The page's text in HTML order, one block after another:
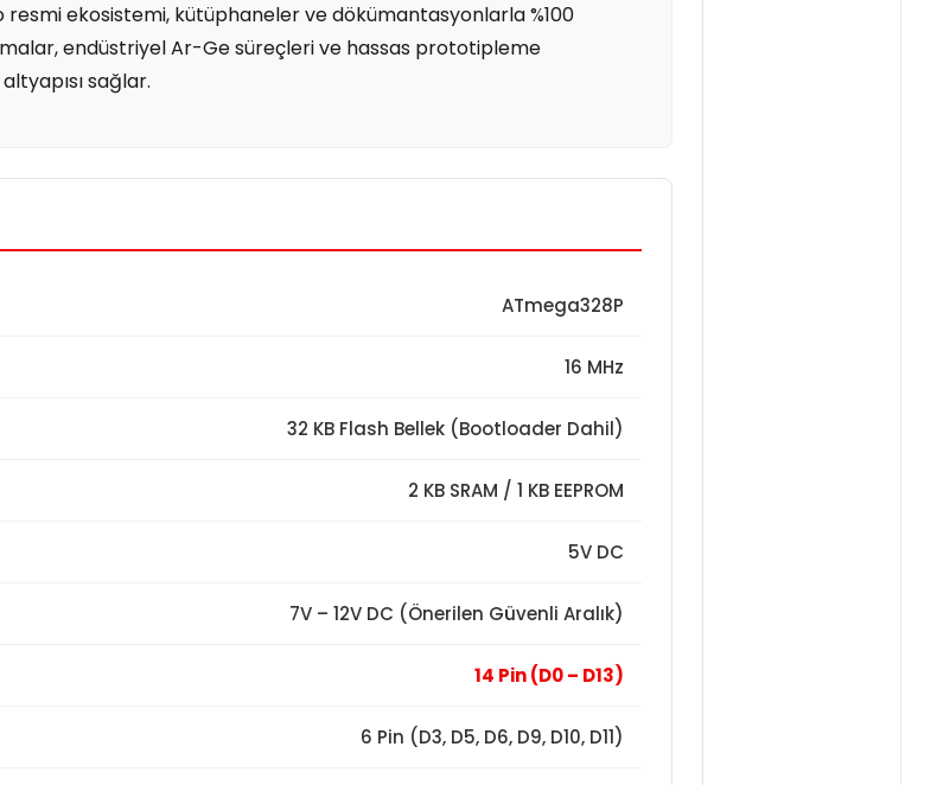
resmi ekosistemi, kütüphaneler ve dökümantasyonlarla %100
endüstriyel Ar-Ge süreçleri ve hassas prototipleme
sağlar.
ATmega328P
16 MHz
32 KB Flash Bellek (Bootloader Dahil)
2 KB SRAM / 1 KB EEPROM
5V DC
7V – 12V DC (Önerilen Güvenli Aralık)
14 Pin (D0 – D13)
6 Pin (D3, D5, D6, D9, D10, D11)